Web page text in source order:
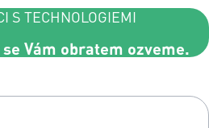
S TECHNOLOGIEMI
Vám obratem ozveme.